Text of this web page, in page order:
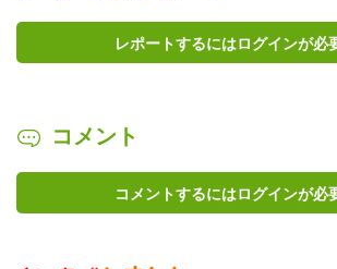
レポートするにはログインが必
コメント
コメントするにはログインが必